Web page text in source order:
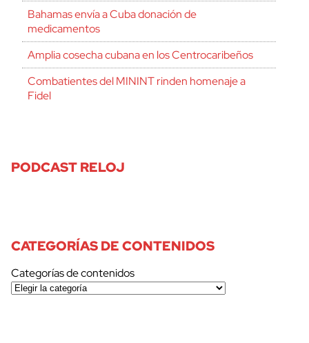
Bahamas envía a Cuba donación de
medicamentos
Amplia cosecha cubana en los Centrocaribeños
Combatientes del MININT rinden homenaje a
Fidel
PODCAST RELOJ
CATEGORÍAS DE CONTENIDOS
Categorías de contenidos